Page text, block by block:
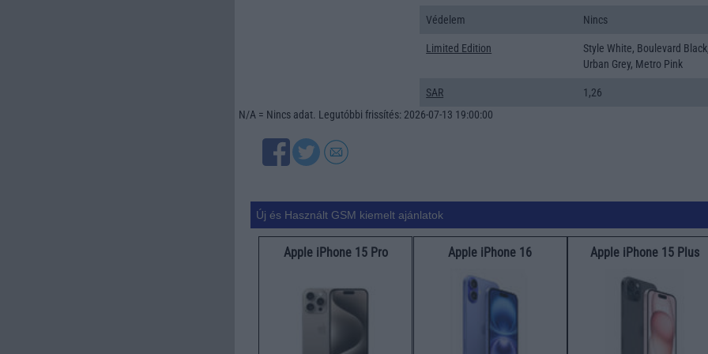
Védelem Nincs
Limited Edition
Style White, Boulevard
Urban Grey, Metro Pink
SAR
1,26
N/A = Nincs adat. Legutóbbi frissítés: 2026-07-13 19:00:00
Új és Használt GSM kiemelt ajánlatok
Apple iPhone 15 Pro Apple iPhone 16 Apple iPhone 15 Plus